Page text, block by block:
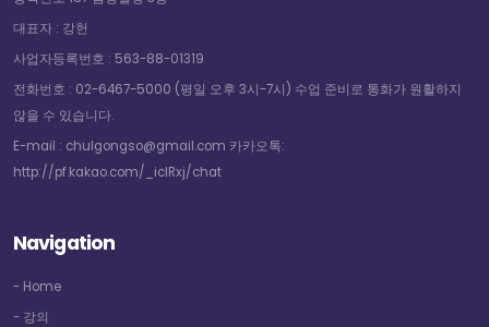
대표자 : 강헌
사업자등록번호 : 563-88-01319
전화번호 : 02-6467-5000 (평일 오후 3시-7시) 수업 준비로 통화가 원활하지
않을 수 있습니다.
E-mail : chulgongso@gmail.com 카카오톡:
http://pf.kakao.com/_icIRxj/chat
Navigation
- Home
- 강의